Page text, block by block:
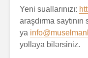
Yeni suallarınızı:
araşdırma
ya
yollaya bilərsiniz.